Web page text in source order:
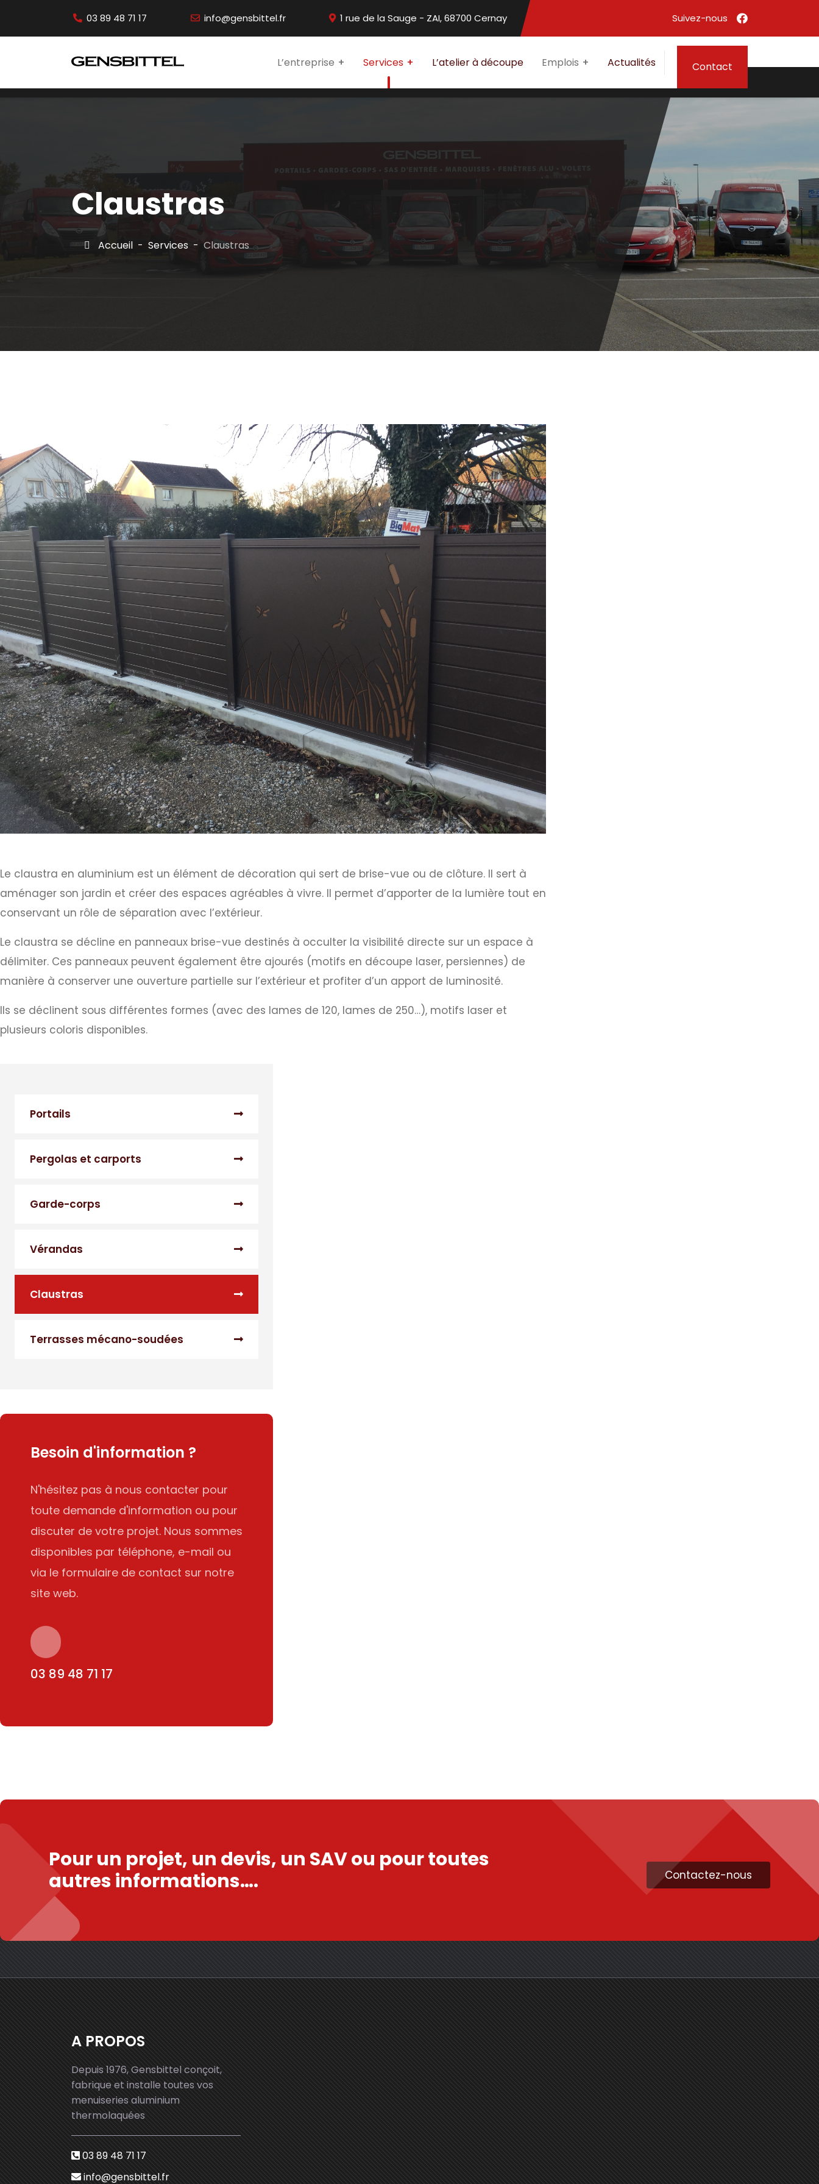
03 89 48 71 17 info@gensbittel.fr 1 rue de la Sauge - ZAI, 68700 Cernay
L’entreprise Services L’atelier à découpe Emplois Actualités Contact
Claustras
Accueil Services Claustras
Le claustra en aluminium est un élément de décoration qui sert de brise-vue ou de clôture. Il sert à
aménager son jardin et créer des espaces agréables à vivre. Il permet d’apporter de la lumière tout en
conservant un rôle de séparation avec l’extérieur.
Le claustra se décline en panneaux brise-vue destinés à occulter la visibilité directe sur un espace à
délimiter. Ces panneaux peuvent également être ajourés (motifs en découpe laser, persiennes) de
manière à conserver une ouverture partielle sur l’extérieur et profiter d’un apport de luminosité.
Ils se déclinent sous différentes formes (avec des lames de 120, lames de 250…), motifs laser et
plusieurs coloris disponibles.
Portails
Pergolas et carports
Garde-corps
Vérandas
Claustras
Terrasses mécano-soudées
Besoin d'information ?
N'hésitez pas à nous contacter pour
toute demande d'information ou pour
discuter de votre projet. Nous sommes
disponibles par téléphone, e-mail ou
via le formulaire de contact sur notre
site web.
03 89 48 71 17
Pour un projet, un devis, un SAV ou pour toutes
autres informations….
Contactez-nous
A PROPOS
Depuis 1976, Gensbittel conçoit,
fabrique et installe toutes vos
menuiseries aluminium
thermolaquées
03 89 48 71 17
info@gensbittel.fr